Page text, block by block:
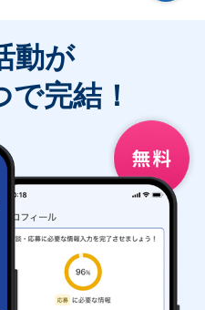
動が
で完結！